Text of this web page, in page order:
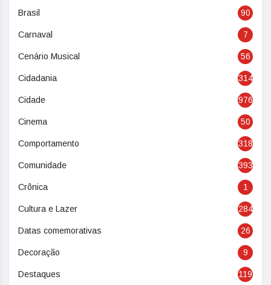
Brasil 90
Carnaval 7
Cenário Musical 56
Cidadania 314
Cidade 976
Cinema 50
Comportamento 318
Comunidade 393
Crônica 1
Cultura e Lazer 284
Datas comemorativas 26
Decoração 9
Destaques 119